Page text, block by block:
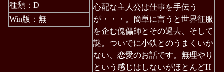
種類：D
Win版：無
心配な主人公は仕事を手伝う
が・・・。簡単に言うと世界征服
を企む傀儡師とその過去、そして
謎。ついでに小鉄とのうまくいか
ない、恋愛のお話です。無理やり
という感じはしないがほとんどH